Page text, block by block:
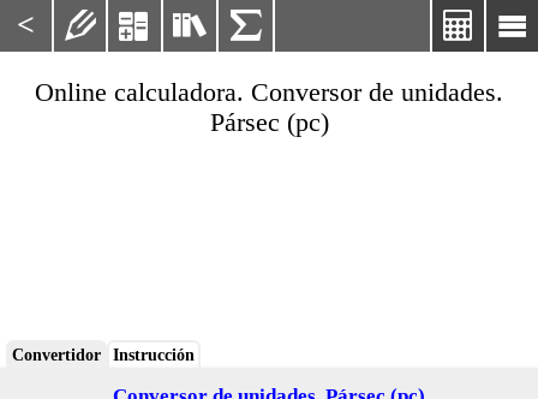
< 

   
Online calculadora. Conversor de unidades.
Pársec (pc)
Convertidor Instrucción